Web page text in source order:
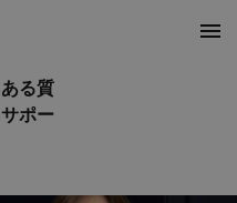
る質
ポー